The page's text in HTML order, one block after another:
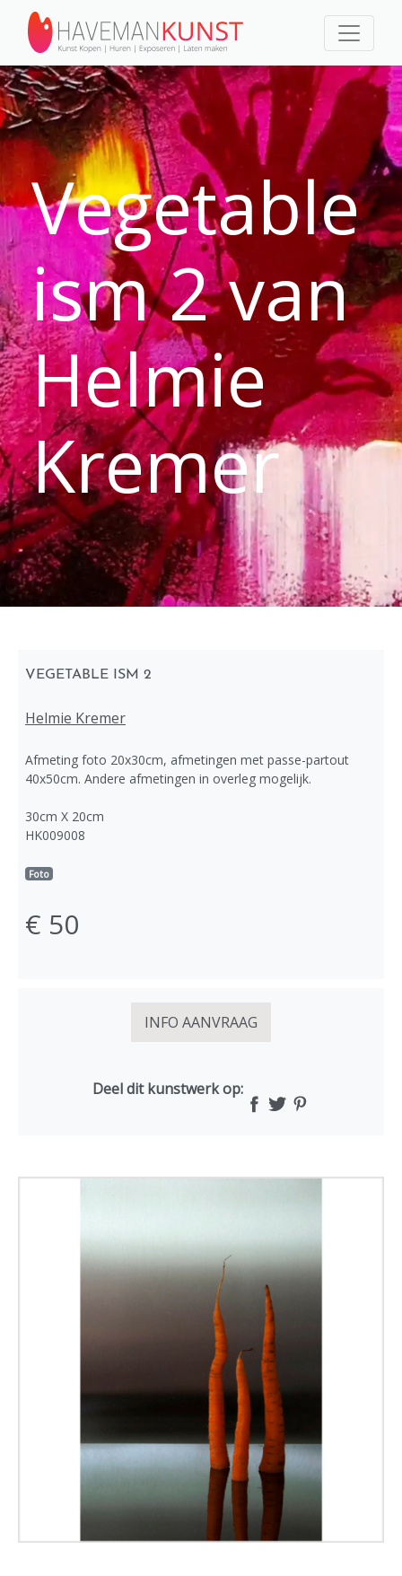
Vegetable
ism 2 van
Helmie
Kremer
VEGETABLE ISM 2
Helmie Kremer
Afmeting foto 20x30cm, afmetingen met passe-partout
40x50cm. Andere afmetingen in overleg mogelijk.
30cm X 20cm
HK009008
Foto
€ 50
INFO AANVRAAG
Deel dit kunstwerk op: